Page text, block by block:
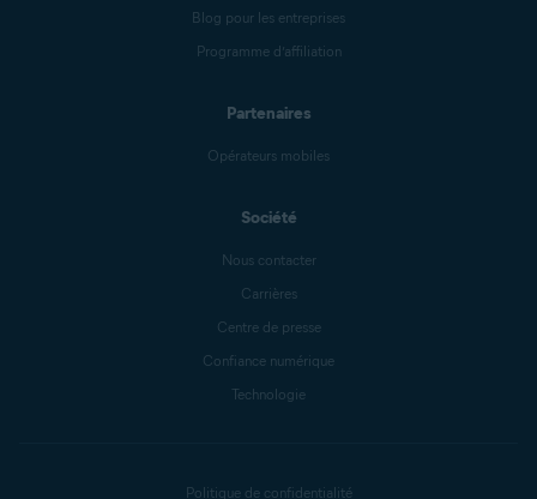
Blog pour les entreprises
Programme d’affiliation
Partenaires
Opérateurs mobiles
Société
Nous contacter
Carrières
Centre de presse
Confiance numérique
Technologie
Politique de confidentialité